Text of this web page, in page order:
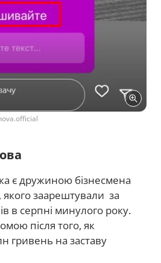
є дружиною бізнесмена
заарештували за
в серпні минулого року.
після того, як
гривень на заставу